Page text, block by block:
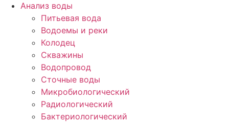
Анализ воды
Питьевая вода
Водоемы и реки
Колодец
Скважины
Водопровод
Сточные воды
Микробиологический
Радиологический
Бактериологический